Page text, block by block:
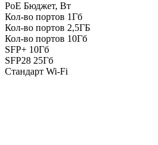
PoE Бюджет, Вт
Кол-во портов 1Гб
Кол-во портов 2,5ГБ
Кол-во портов 10Гб
SFP+ 10Гб
SFP28 25Гб
Стандарт Wi-Fi